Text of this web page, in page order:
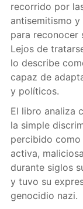
recorrido por
antisemitismo
para reconocer
Lejos de
lo describe
capaz de
y políticos.
El libro analiza
la simple
percibido como
activa,
durante siglos
y tuvo su
genocidio nazi.